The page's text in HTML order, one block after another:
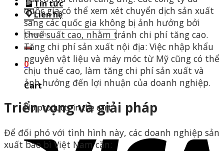
Tin tức
Liên hệ
Search
for:
0
Cart
No products in the cart.
quốc gia có thể xem xét chuyển dịch sản xuất
sang các quốc gia không bị ảnh hưởng bởi
thuế suất cao, nhằm tránh chi phí tăng cao.​
Tăng chi phí sản xuất nội địa: Việc nhập khẩu
nguyên vật liệu và máy móc từ Mỹ cũng có thể
chịu thuế cao, làm tăng chi phí sản xuất và
ảnh hưởng đến lợi nhuận của doanh nghiệp.​
Triển vọng và giải pháp
Để đối phó với tình hình này, các doanh nghiệp sản
xuất bao bì Việt Nam cần:​